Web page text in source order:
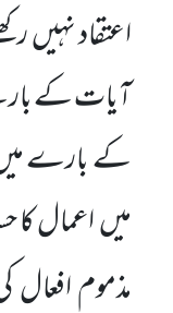
اعتقاد نہیں
آیات کے
کے بارے
میںاعمال کا
مذموم